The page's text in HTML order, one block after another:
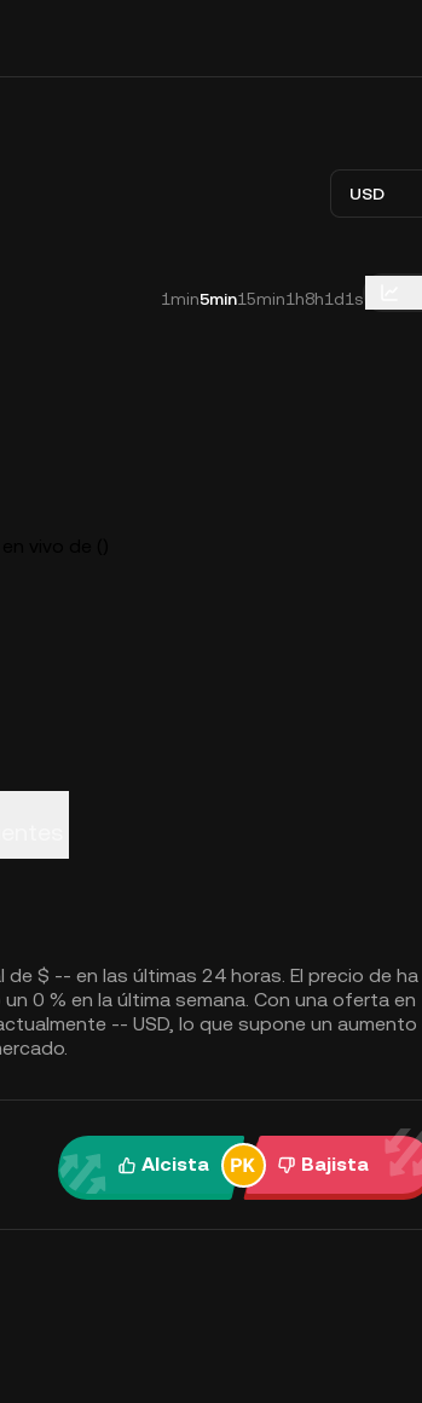
USD
1min5min15min1h8h1d1s
$ -- en las últimas 24 horas. El precio de ha
0 % en la última semana. Con una oferta en
-- USD, lo que supone un aumento
Alcista Bajista